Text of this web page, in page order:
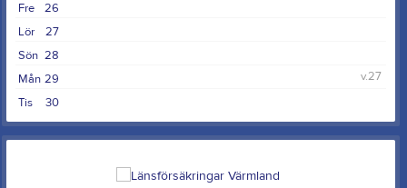
26
Fre
27
Lör
28
Sön
29
Mån
v.27
30
Tis